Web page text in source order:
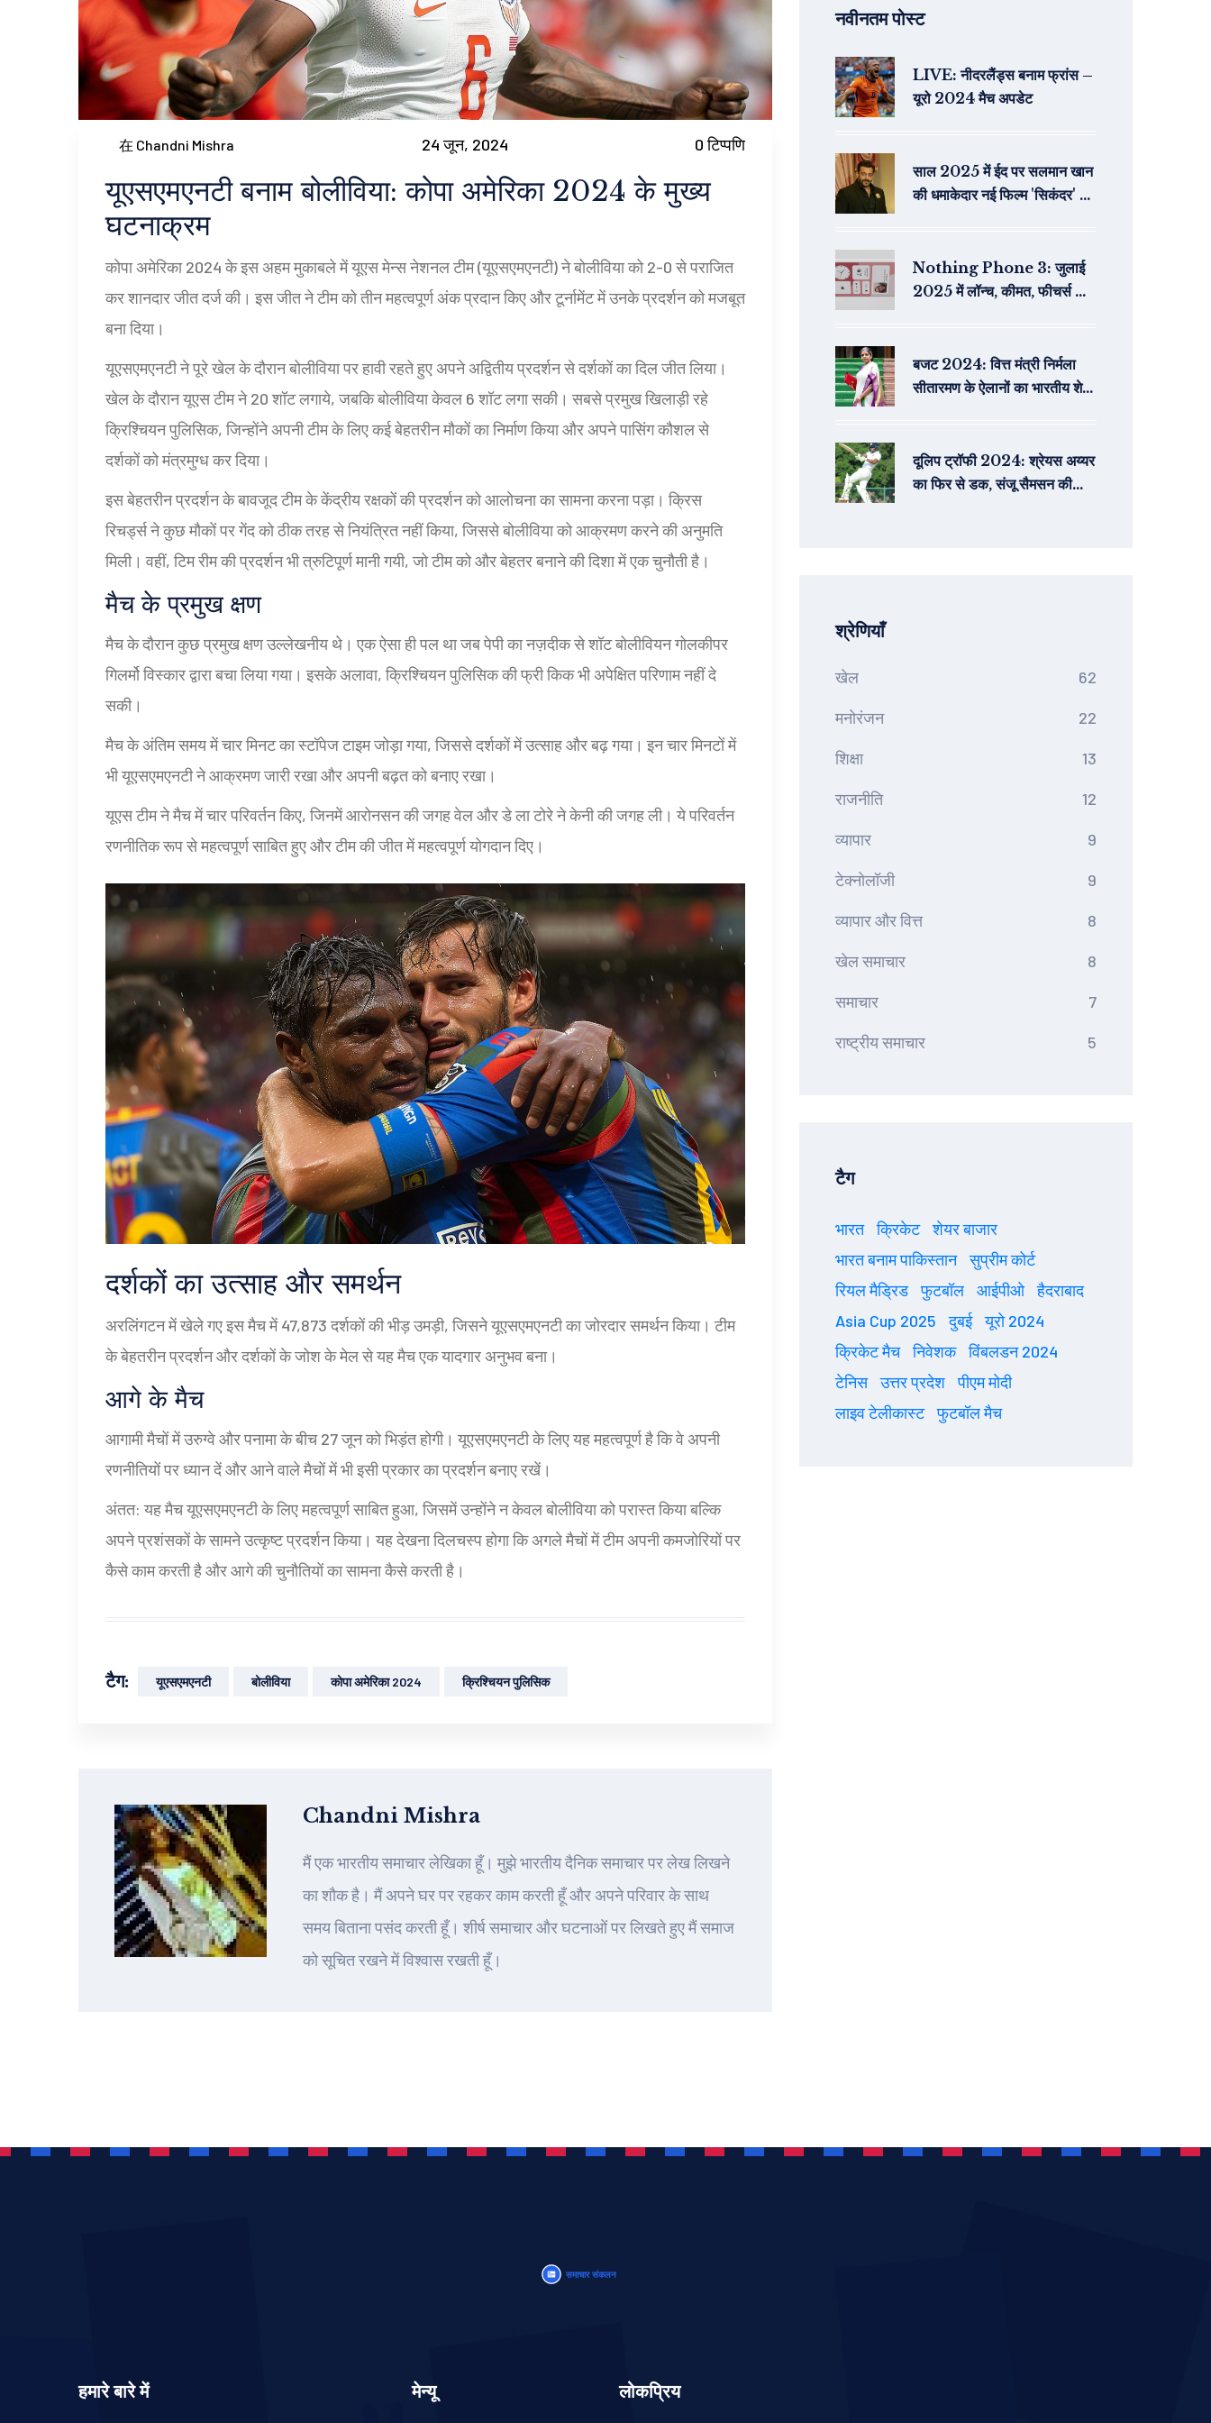
在 Chandni Mishra 24 जून, 2024 0 टिप्पणि
यूएसएमएनटी बनाम बोलीविया: कोपा अमेरिका 2024 के मुख्य
घटनाक्रम
कोपा अमेरिका 2024 के इस अहम मुकाबले में यूएस मेन्स नेशनल टीम (यूएसएमएनटी) ने बोलीविया को 2-0 से पराजित
कर शानदार जीत दर्ज की। इस जीत ने टीम को तीन महत्वपूर्ण अंक प्रदान किए और टूर्नामेंट में उनके प्रदर्शन को मजबूत
बना दिया।
यूएसएमएनटी ने पूरे खेल के दौरान बोलीविया पर हावी रहते हुए अपने अद्वितीय प्रदर्शन से दर्शकों का दिल जीत लिया।
खेल के दौरान यूएस टीम ने 20 शॉट लगाये, जबकि बोलीविया केवल 6 शॉट लगा सकी। सबसे प्रमुख खिलाड़ी रहे
क्रिश्चियन पुलिसिक, जिन्होंने अपनी टीम के लिए कई बेहतरीन मौकों का निर्माण किया और अपने पासिंग कौशल से
दर्शकों को मंत्रमुग्ध कर दिया।
इस बेहतरीन प्रदर्शन के बावजूद टीम के केंद्रीय रक्षकों की प्रदर्शन को आलोचना का सामना करना पड़ा। क्रिस
रिचर्ड्स ने कुछ मौकों पर गेंद को ठीक तरह से नियंत्रित नहीं किया, जिससे बोलीविया को आक्रमण करने की अनुमति
मिली। वहीं, टिम रीम की प्रदर्शन भी त्रुटिपूर्ण मानी गयी, जो टीम को और बेहतर बनाने की दिशा में एक चुनौती है।
मैच के प्रमुख क्षण
मैच के दौरान कुछ प्रमुख क्षण उल्लेखनीय थे। एक ऐसा ही पल था जब पेपी का नज़दीक से शॉट बोलीवियन गोलकीपर
गिलर्मो विस्कार द्वारा बचा लिया गया। इसके अलावा, क्रिश्चियन पुलिसिक की फ्री किक भी अपेक्षित परिणाम नहीं दे
सकी।
मैच के अंतिम समय में चार मिनट का स्टॉपेज टाइम जोड़ा गया, जिससे दर्शकों में उत्साह और बढ़ गया। इन चार मिनटों में
भी यूएसएमएनटी ने आक्रमण जारी रखा और अपनी बढ़त को बनाए रखा।
यूएस टीम ने मैच में चार परिवर्तन किए, जिनमें आरोनसन की जगह वेल और डे ला टोरे ने केनी की जगह ली। ये परिवर्तन
रणनीतिक रूप से महत्वपूर्ण साबित हुए और टीम की जीत में महत्वपूर्ण योगदान दिए।
दर्शकों का उत्साह और समर्थन
अरलिंगटन में खेले गए इस मैच में 47,873 दर्शकों की भीड़ उमड़ी, जिसने यूएसएमएनटी का जोरदार समर्थन किया। टीम
के बेहतरीन प्रदर्शन और दर्शकों के जोश के मेल से यह मैच एक यादगार अनुभव बना।
आगे के मैच
आगामी मैचों में उरुग्वे और पनामा के बीच 27 जून को भिड़ंत होगी। यूएसएमएनटी के लिए यह महत्वपूर्ण है कि वे अपनी
रणनीतियों पर ध्यान दें और आने वाले मैचों में भी इसी प्रकार का प्रदर्शन बनाए रखें।
अंतत: यह मैच यूएसएमएनटी के लिए महत्वपूर्ण साबित हुआ, जिसमें उन्होंने न केवल बोलीविया को परास्त किया बल्कि
अपने प्रशंसकों के सामने उत्कृष्ट प्रदर्शन किया। यह देखना दिलचस्प होगा कि अगले मैचों में टीम अपनी कमजोरियों पर
कैसे काम करती है और आगे की चुनौतियों का सामना कैसे करती है।
टैग: यूएसएमएनटी बोलीविया कोपा अमेरिका 2024 क्रिश्चियन पुलिसिक
Chandni Mishra
मैं एक भारतीय समाचार लेखिका हूँ। मुझे भारतीय दैनिक समाचार पर लेख लिखने
का शौक है। मैं अपने घर पर रहकर काम करती हूँ और अपने परिवार के साथ
समय बिताना पसंद करती हूँ। शीर्ष समाचार और घटनाओं पर लिखते हुए मैं समाज
को सूचित रखने में विश्वास रखती हूँ।
नवीनतम पोस्ट
LIVE: नीदरलैंड्स बनाम फ्रांस –
यूरो 2024 मैच अपडेट
साल 2025 में ईद पर सलमान खान
की धमाकेदार नई फिल्म 'सिकंदर' का
Nothing Phone 3: जुलाई
2025 में लॉन्च, कीमत, फीचर्स और
बजट 2024: वित्त मंत्री निर्मला
सीतारमण के ऐलानों का भारतीय शेयर
दूलिप ट्रॉफी 2024: श्रेयस अय्यर
का फिर से डक, संजू सैमसन की
श्रेणियाँ
खेल 62
मनोरंजन 22
शिक्षा 13
राजनीति 12
व्यापार 9
टेक्नोलॉजी 9
व्यापार और वित्त 8
खेल समाचार 8
समाचार 7
राष्ट्रीय समाचार 5
टैग
भारत क्रिकेट
शेयर बाजार
भारत बनाम पाकिस्तान
सुप्रीम कोर्ट
रियल मैड्रिड
फुटबॉल आईपीओ
हैदराबाद
Asia Cup 2025
दुबई
यूरो 2024
क्रिकेट मैच
निवेशक
विंबलडन 2024
टेनिस
उत्तर प्रदेश
पीएम मोदी
लाइव टेलीकास्ट
फुटबॉल मैच
हमारे बारे में मेन्यू लोकप्रिय